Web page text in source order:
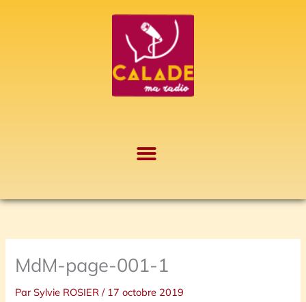
MdM-page-001-1
ParSylvie ROSIER/ 17 octobre 2019